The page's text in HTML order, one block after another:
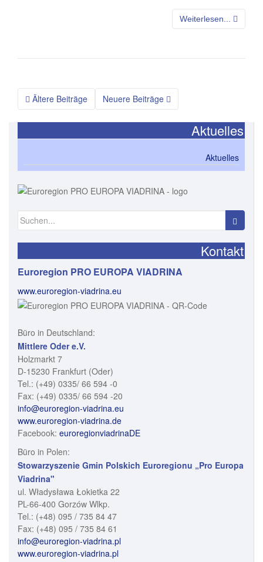
Weiterlesen...
Beitragsnavigation
Ältere Beiträge Neuere Beiträge
Aktuelles
Aktuelles
Suchen
Kontakt
Euroregion PRO EUROPA VIADRINA
www.euroregion-viadrina.eu
Büro in Deutschland:
Mittlere Oder e.V.
Holzmarkt 7
D-15230 Frankfurt (Oder)
Tel.: (+49) 0335/ 66 594 -0
Fax: (+49) 0335/ 66 594 -20
info@euroregion-viadrina.eu
www.euroregion-viadrina.de
Facebook: euroregionviadrinaDE
Büro in Polen:
Stowarzyszenie Gmin Polskich Euroregionu „Pro Europa
Viadrina"
ul. Władysława Łokietka 22
PL-66-400 Gorzów Wlkp.
Tel.: (+48) 095 / 735 84 47
Fax: (+48) 095 / 735 84 61
info@euroregion-viadrina.pl
www.euroregion-viadrina.pl